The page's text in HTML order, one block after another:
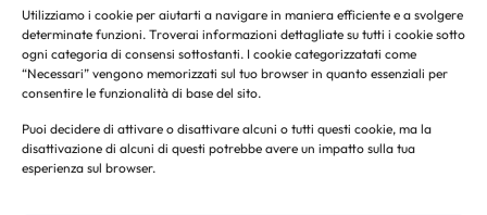
Utilizziamo i cookie per aiutarti a navigare in maniera efficiente e a svolgere
determinate funzioni. Troverai informazioni dettagliate su tutti i cookie sotto
ogni categoria di consensi sottostanti. I cookie categorizzatati come
“Necessari” vengono memorizzati sul tuo browser in quanto essenziali per
consentire le funzionalità di base del sito.
Puoi decidere di attivare o disattivare alcuni o tutti questi cookie, ma la
disattivazione di alcuni di questi potrebbe avere un impatto sulla tua
esperienza sul browser.
La invitiamo a consultare le informazioni sulla privacy policy
di Leaflet incluse nella informativa estesa. [Leaflet's Privacy
Policy]